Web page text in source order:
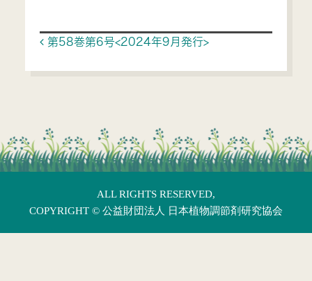
Post navigation
第58巻第6号<2024年9月発行>
ALL RIGHTS RESERVED,
COPYRIGHT © 公益財団法人 日本植物調節剤研究協会